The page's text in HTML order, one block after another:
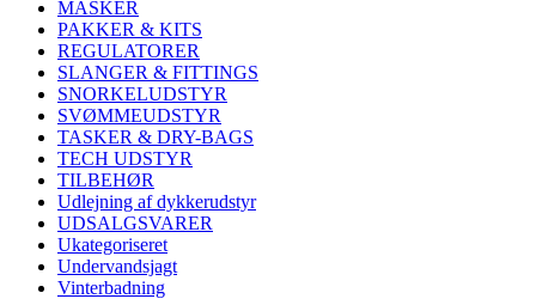
MASKER
PAKKER & KITS
REGULATORER
SLANGER & FITTINGS
SNORKELUDSTYR
SVØMMEUDSTYR
TASKER & DRY-BAGS
TECH UDSTYR
TILBEHØR
Udlejning af dykkerudstyr
UDSALGSVARER
Ukategoriseret
Undervandsjagt
Vinterbadning